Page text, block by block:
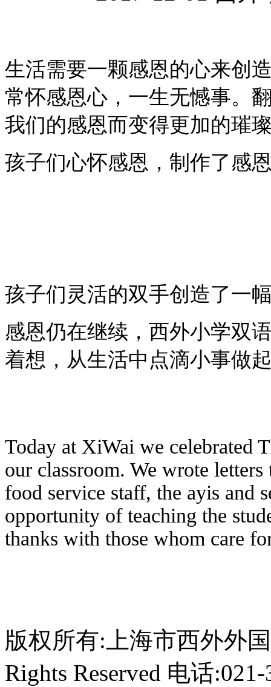
生活需要一颗感恩的心来创
常怀感恩心，一生无憾事。
我们的感恩而变得更加的璀
孩子们心怀感恩，制作了感
孩子们灵活的双手创造了一
感恩仍在继续，西外小学双
着想，从生活中点滴小事做
Today at XiWai we celebrated
our classroom. We wrote
food service staff, the ayis and
opportunity of teaching the
thanks with those whom care
版权所有:上海市西外外
Rights Reserved 电话